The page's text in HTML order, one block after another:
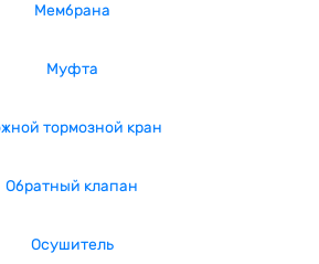
Мембрана
Муфта
тормозной кран
Обратный клапан
Осушитель